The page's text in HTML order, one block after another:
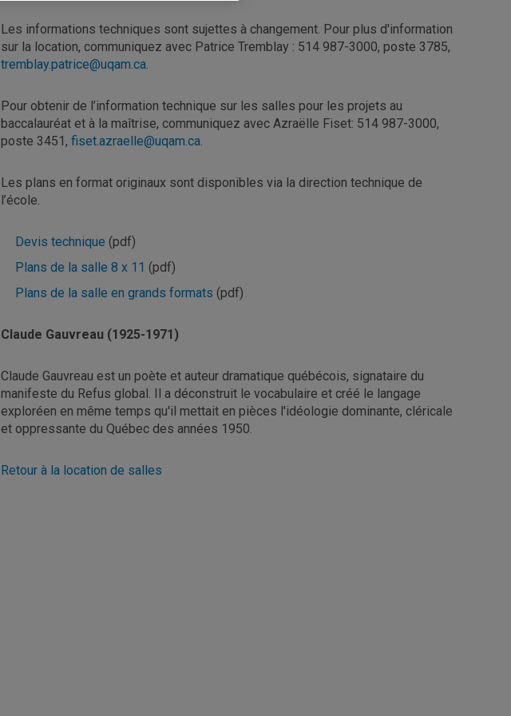
Les informations techniques sont sujettes à changement. Pour plus d'information
sur la location, communiquez avec Patrice Tremblay : 514 987-3000, poste 3785,
tremblay.patrice@uqam.ca.
Pour obtenir de l’information technique sur les salles pour les projets au
baccalauréat et à la maîtrise, communiquez avec Azraëlle Fiset: 514 987-3000,
poste 3451,fiset.azraelle@uqam.ca.
Les plans en format originaux sont disponibles via la direction technique de
l’école.
Devis technique (pdf)
Plans de la salle 8 x 11 (pdf)
Plans de la salle en grands formats (pdf)
Claude Gauvreau (1925-1971)
Claude Gauvreau est un poète et auteur dramatique québécois, signataire du
manifeste du Refus global. Il a déconstruit le vocabulaire et créé le langage
exploréen en même temps qu'il mettait en pièces l'idéologie dominante, cléricale
et oppressante du Québec des années 1950.
Retour à la location de salles